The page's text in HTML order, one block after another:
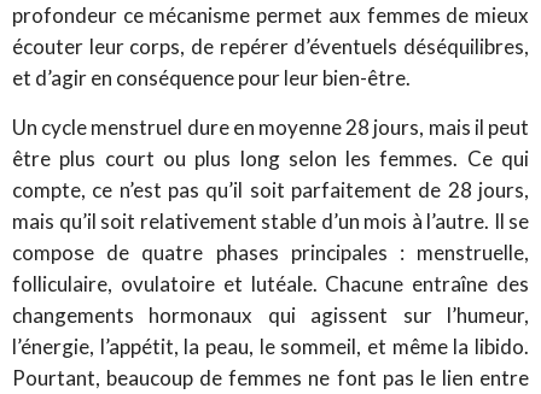
profondeur ce mécanisme permet aux femmes de mieux
écouter leur corps, de repérer d’éventuels déséquilibres,
et d’agir en conséquence pour leur bien-être.
Un cycle menstruel dure en moyenne 28 jours, mais il peut
être plus court ou plus long selon les femmes. Ce qui
compte, ce n’est pas qu’il soit parfaitement de 28 jours,
mais qu’il soit relativement stable d’un mois à l’autre. Il se
compose de quatre phases principales : menstruelle,
folliculaire, ovulatoire et lutéale. Chacune entraîne des
changements hormonaux qui agissent sur l’humeur,
l’énergie, l’appétit, la peau, le sommeil, et même la libido.
Pourtant, beaucoup de femmes ne font pas le lien entre